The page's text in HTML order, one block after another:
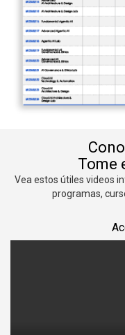
Tome
Vea estos útiles videos
programas,